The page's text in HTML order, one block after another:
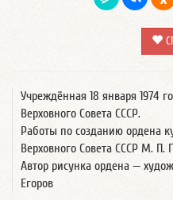
Учреждённая 18 января 1974
Верховного Совета СССР.
Работы по созданию ордена
Верховного Совета СССР М. П.
Автор рисунка ордена —
Егоров